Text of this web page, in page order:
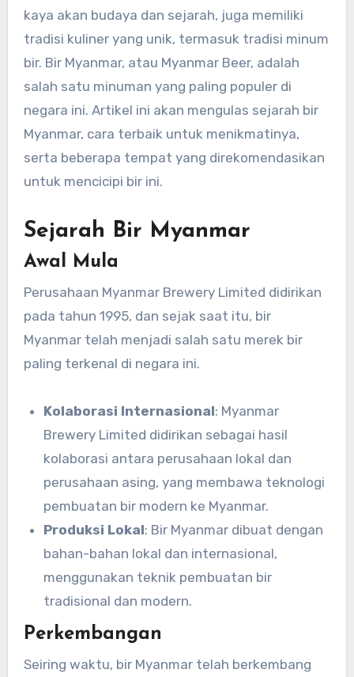
kaya akan budaya dan sejarah, juga memiliki
tradisi kuliner yang unik, termasuk tradisi minum
bir. Bir Myanmar, atau Myanmar Beer, adalah
salah satu minuman yang paling populer di
negara ini. Artikel ini akan mengulas sejarah bir
Myanmar, cara terbaik untuk menikmatinya,
serta beberapa tempat yang direkomendasikan
untuk mencicipi bir ini.
Sejarah Bir Myanmar
Awal Mula
Perusahaan Myanmar Brewery Limited didirikan
pada tahun 1995, dan sejak saat itu, bir
Myanmar telah menjadi salah satu merek bir
paling terkenal di negara ini.
Kolaborasi Internasional: Myanmar
Brewery Limited didirikan sebagai hasil
kolaborasi antara perusahaan lokal dan
perusahaan asing, yang membawa teknologi
pembuatan bir modern ke Myanmar.
Produksi Lokal: Bir Myanmar dibuat dengan
bahan-bahan lokal dan internasional,
menggunakan teknik pembuatan bir
tradisional dan modern.
Perkembangan
Seiring waktu, bir Myanmar telah berkembang